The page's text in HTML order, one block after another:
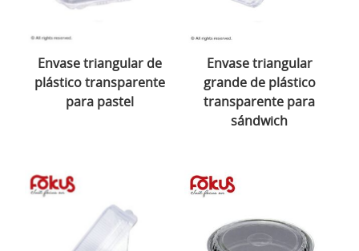
Envase triangular de
plástico transparente
para pastel
Envase triangular
grande de plástico
transparente para
sándwich